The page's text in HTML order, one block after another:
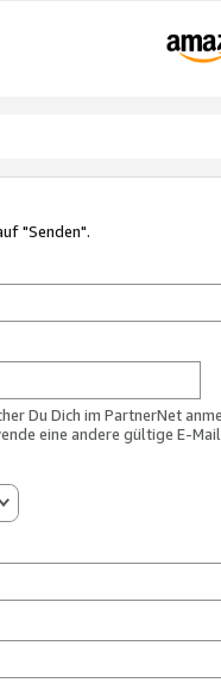
"Senden".
Du Dich im PartnerNet
eine andere gültige E-